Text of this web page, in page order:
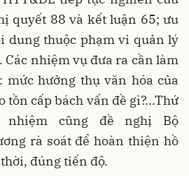
quyết 88 và kết luận 65; ưu
dung thuộc phạm vi quản lý
Các nhiệm vụ đưa ra cần làm
mức hưởng thụ văn hóa của
tồn cấp bách vấn đề gì?...Thứ
nhiệm cũng đề nghị Bộ
rà soát để hoàn thiện hồ
đúng tiến độ.